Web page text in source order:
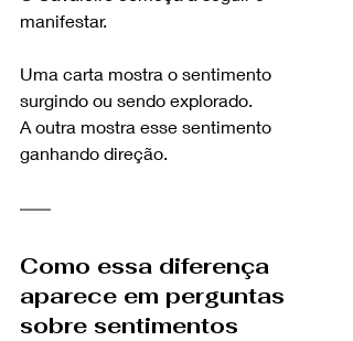
manifestar.
Uma carta mostra o sentimento
surgindo ou sendo explorado.
A outra mostra esse sentimento
ganhando direção.
Como essa diferença
aparece em perguntas
sobre sentimentos